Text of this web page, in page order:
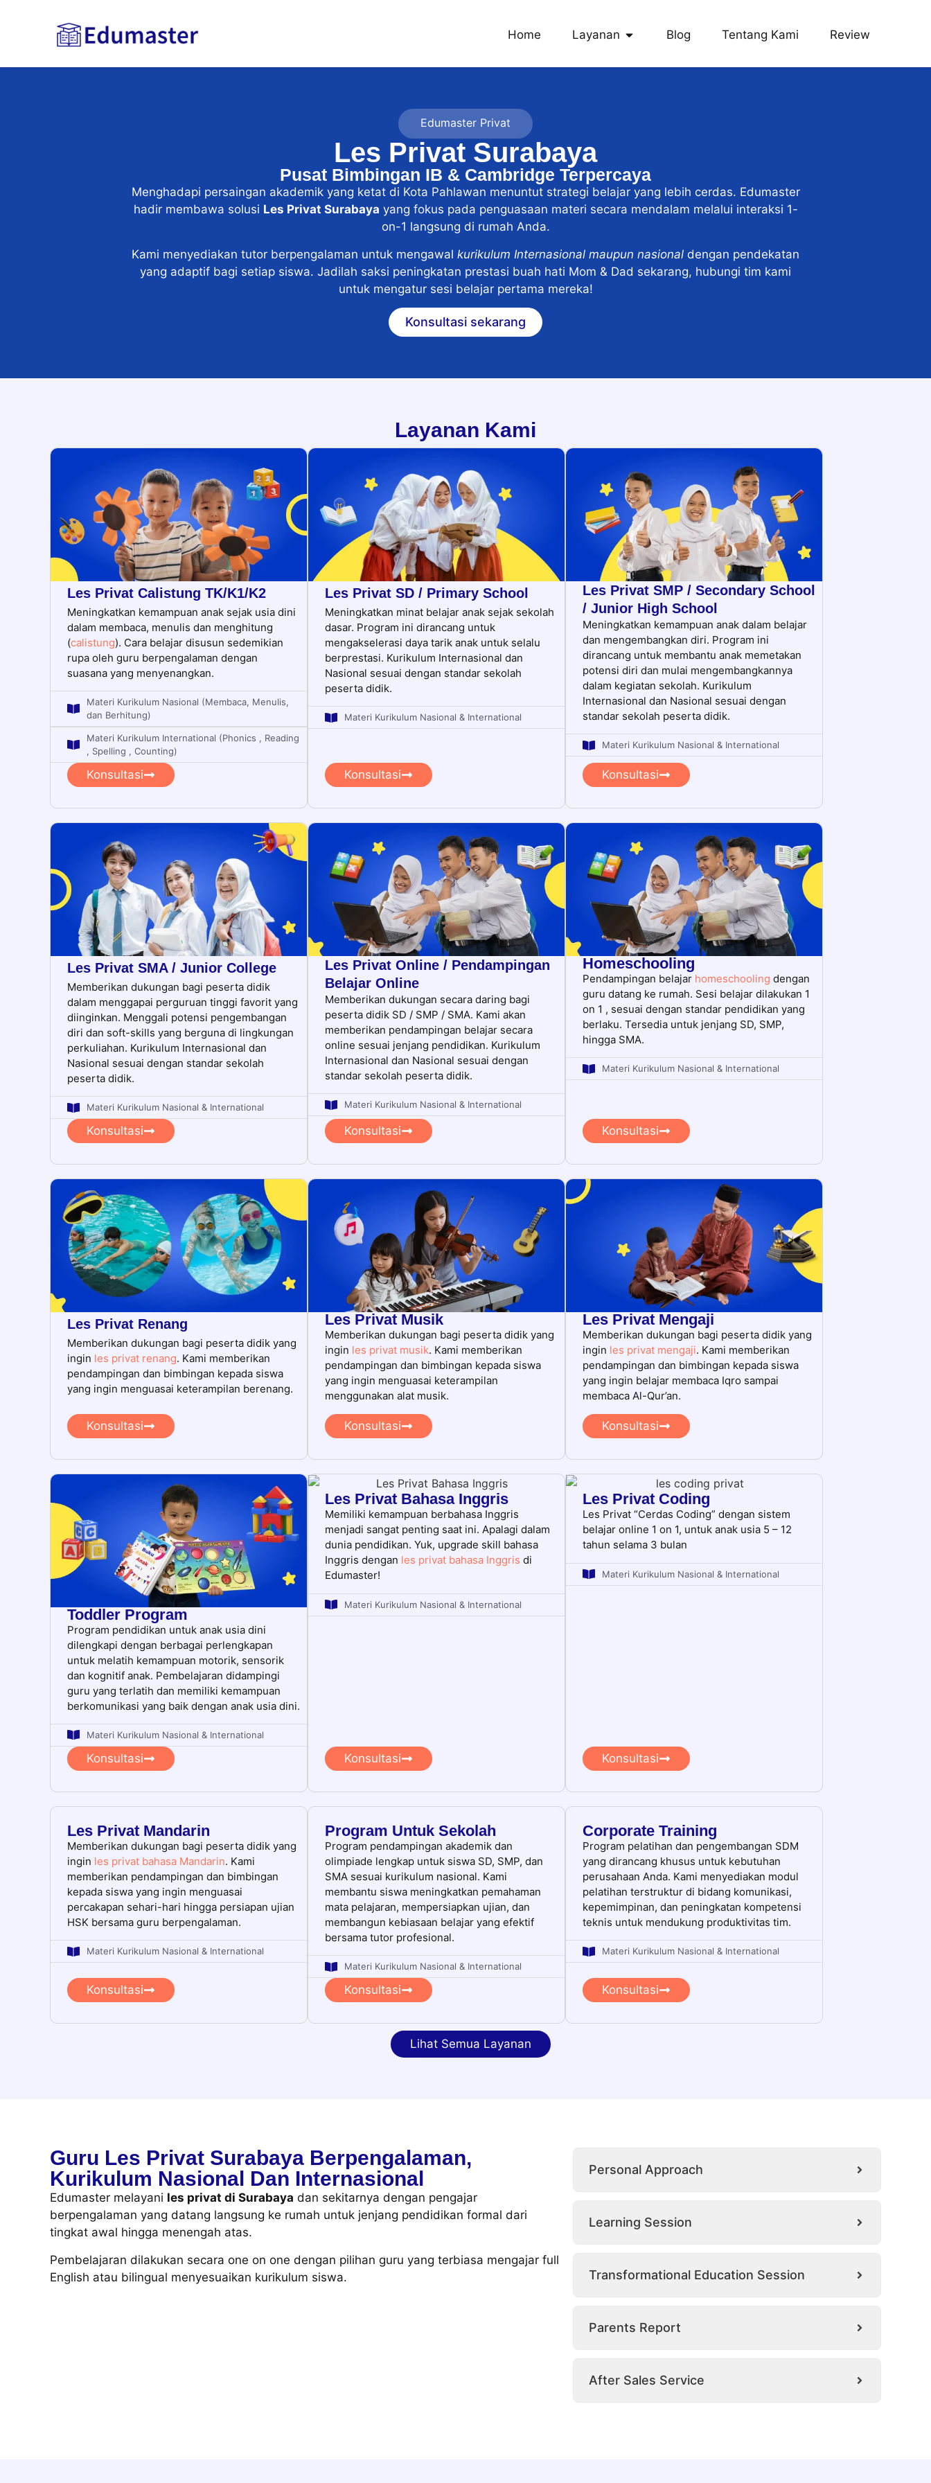
Home Layanan Blog Tentang Kami Review
Edumaster Privat
Les Privat Surabaya
Pusat Bimbingan IB & Cambridge Terpercaya
Menghadapi persaingan akademik yang ketat di Kota Pahlawan menuntut strategi belajar yang lebih cerdas. Edumaster
hadir membawa solusi Les Privat Surabaya yang fokus pada penguasaan materi secara mendalam melalui interaksi 1-
on-1 langsung di rumah Anda.
Kami menyediakan tutor berpengalaman untuk mengawal kurikulum Internasional maupun nasional dengan pendekatan
yang adaptif bagi setiap siswa. Jadilah saksi peningkatan prestasi buah hati Mom & Dad sekarang, hubungi tim kami
untuk mengatur sesi belajar pertama mereka!
Konsultasi sekarang
Layanan Kami
Les Privat Calistung TK/K1/K2
Meningkatkan kemampuan anak sejak usia dini
dalam membaca, menulis dan menghitung
(calistung). Cara belajar disusun sedemikian
rupa oleh guru berpengalaman dengan
suasana yang menyenangkan.
Materi Kurikulum Nasional (Membaca, Menulis,
dan Berhitung)
Materi Kurikulum International (Phonics , Reading
, Spelling , Counting)
Konsultasi
Les Privat SD / Primary School
Meningkatkan minat belajar anak sejak sekolah
dasar. Program ini dirancang untuk
mengakselerasi daya tarik anak untuk selalu
berprestasi. Kurikulum Internasional dan
Nasional sesuai dengan standar sekolah
peserta didik.
Materi Kurikulum Nasional & International
Konsultasi
Les Privat SMP / Secondary School
/ Junior High School
Meningkatkan kemampuan anak dalam belajar
dan mengembangkan diri. Program ini
dirancang untuk membantu anak memetakan
potensi diri dan mulai mengembangkannya
dalam kegiatan sekolah. Kurikulum
Internasional dan Nasional sesuai dengan
standar sekolah peserta didik.
Materi Kurikulum Nasional & International
Konsultasi
Les Privat SMA / Junior College
Memberikan dukungan bagi peserta didik
dalam menggapai perguruan tinggi favorit yang
diinginkan. Menggali potensi pengembangan
diri dan soft-skills yang berguna di lingkungan
perkuliahan. Kurikulum Internasional dan
Nasional sesuai dengan standar sekolah
peserta didik.
Materi Kurikulum Nasional & International
Konsultasi
Les Privat Online / Pendampingan
Belajar Online
Memberikan dukungan secara daring bagi
peserta didik SD / SMP / SMA. Kami akan
memberikan pendampingan belajar secara
online sesuai jenjang pendidikan. Kurikulum
Internasional dan Nasional sesuai dengan
standar sekolah peserta didik.
Materi Kurikulum Nasional & International
Konsultasi
Homeschooling
Pendampingan belajar homeschooling dengan
guru datang ke rumah. Sesi belajar dilakukan 1
on 1 , sesuai dengan standar pendidikan yang
berlaku. Tersedia untuk jenjang SD, SMP,
hingga SMA.
Materi Kurikulum Nasional & International
Konsultasi
Les Privat Renang
Memberikan dukungan bagi peserta didik yang
ingin les privat renang. Kami memberikan
pendampingan dan bimbingan kepada siswa
yang ingin menguasai keterampilan berenang.
Konsultasi
Les Privat Musik
Memberikan dukungan bagi peserta didik yang
ingin les privat musik. Kami memberikan
pendampingan dan bimbingan kepada siswa
yang ingin menguasai keterampilan
menggunakan alat musik.
Konsultasi
Les Privat Mengaji
Memberikan dukungan bagi peserta didik yang
ingin les privat mengaji. Kami memberikan
pendampingan dan bimbingan kepada siswa
yang ingin belajar membaca Iqro sampai
membaca Al-Qur’an.
Konsultasi
Toddler Program
Program pendidikan untuk anak usia dini
dilengkapi dengan berbagai perlengkapan
untuk melatih kemampuan motorik, sensorik
dan kognitif anak. Pembelajaran didampingi
guru yang terlatih dan memiliki kemampuan
berkomunikasi yang baik dengan anak usia dini.
Materi Kurikulum Nasional & International
Konsultasi
Les Privat Bahasa Inggris
Memiliki kemampuan berbahasa Inggris
menjadi sangat penting saat ini. Apalagi dalam
dunia pendidikan. Yuk, upgrade skill bahasa
Inggris dengan les privat bahasa Inggris di
Edumaster!
Materi Kurikulum Nasional & International
Konsultasi
Les Privat Coding
Les Privat “Cerdas Coding” dengan sistem
belajar online 1 on 1, untuk anak usia 5 – 12
tahun selama 3 bulan
Materi Kurikulum Nasional & International
Konsultasi
Les Privat Mandarin
Memberikan dukungan bagi peserta didik yang
ingin les privat bahasa Mandarin. Kami
memberikan pendampingan dan bimbingan
kepada siswa yang ingin menguasai
percakapan sehari-hari hingga persiapan ujian
HSK bersama guru berpengalaman.
Materi Kurikulum Nasional & International
Konsultasi
Program Untuk Sekolah
Program pendampingan akademik dan
olimpiade lengkap untuk siswa SD, SMP, dan
SMA sesuai kurikulum nasional. Kami
membantu siswa meningkatkan pemahaman
mata pelajaran, mempersiapkan ujian, dan
membangun kebiasaan belajar yang efektif
bersama tutor profesional.
Materi Kurikulum Nasional & International
Konsultasi
Corporate Training
Program pelatihan dan pengembangan SDM
yang dirancang khusus untuk kebutuhan
perusahaan Anda. Kami menyediakan modul
pelatihan terstruktur di bidang komunikasi,
kepemimpinan, dan peningkatan kompetensi
teknis untuk mendukung produktivitas tim.
Materi Kurikulum Nasional & International
Konsultasi
Lihat Semua Layanan
Guru Les Privat Surabaya Berpengalaman,
Kurikulum Nasional Dan Internasional
Edumaster melayani les privat di Surabaya dan sekitarnya dengan pengajar
berpengalaman yang datang langsung ke rumah untuk jenjang pendidikan formal dari
tingkat awal hingga menengah atas.
Pembelajaran dilakukan secara one on one dengan pilihan guru yang terbiasa mengajar full
English atau bilingual menyesuaikan kurikulum siswa.
Personal Approach
Learning Session
Transformational Education Session
Parents Report
After Sales Service